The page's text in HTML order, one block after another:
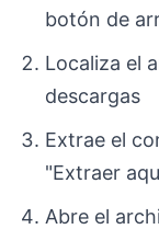
botón de
Localiza el
descargas
Extrae el
"Extraer
Abre el